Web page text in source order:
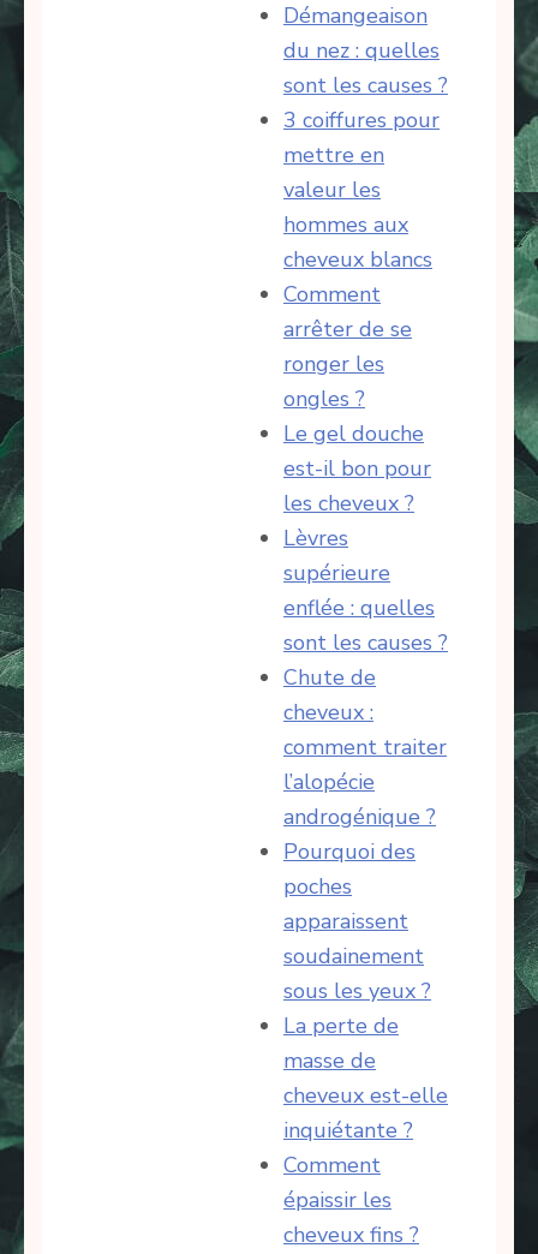
Démangeaison
du nez : quelles
sont les causes ?
3 coiffures pour
mettre en
valeur les
hommes aux
cheveux blancs
Comment
arrêter de se
ronger les
ongles ?
Le gel douche
est-il bon pour
les cheveux ?
Lèvres
supérieure
enflée : quelles
sont les causes ?
Chute de
cheveux :
comment traiter
l’alopécie
androgénique ?
Pourquoi des
poches
apparaissent
soudainement
sous les yeux ?
La perte de
masse de
cheveux est-elle
inquiétante ?
Comment
épaissir les
cheveux fins ?